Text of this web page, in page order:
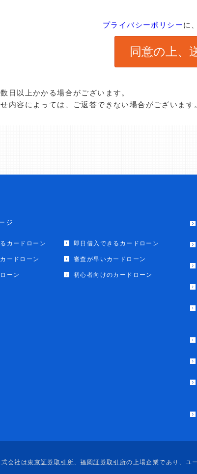
プライバシーポリシーに
日以上かかる場合がございます。
内容によっては、ご返答できない場合がございます
ジ
カードローン 即日借入できるカードローン
ードローン 審査が早いカードローン
ーン 初心者向けのカードローン